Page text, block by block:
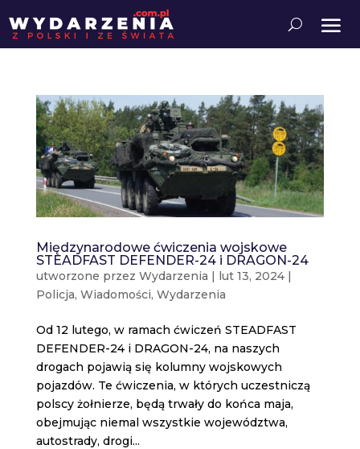
Międzynarodowe ćwiczenia wojskowe
STEADFAST DEFENDER-24 i DRAGON-24
utworzone przez Wydarzenia | lut 13, 2024|
Policja, Wiadomości, Wydarzenia
Od 12 lutego, w ramach ćwiczeń STEADFAST
DEFENDER-24 i DRAGON-24, na naszych
drogach pojawią się kolumny wojskowych
pojazdów. Te ćwiczenia, w których uczestniczą
polscy żołnierze, będą trwały do końca maja,
obejmując niemal wszystkie województwa,
autostrady, drogi...